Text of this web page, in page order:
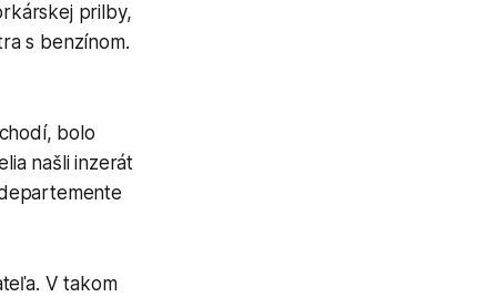
prilby,
s benzínom.
bolo
našli inzerát
V takom